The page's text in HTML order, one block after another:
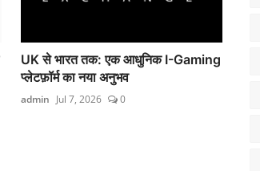
UK से भारत तक: एक आधुनिक I-Gaming
प्लेटफ़ॉर्म का नया अनुभव
admin Jul 7, 2026 0